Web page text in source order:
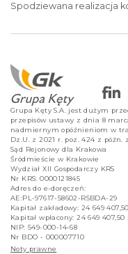
Spodziewana realizacja
Grupa Kęty S.A. jest dużym
przepisów ustawy z dnia 8
nadmiernym opóźnieniom w
Dz.U. z 2021 r. poz. 424 z późn.
Sąd Rejonowy dla Krakowa
Śródmieście w Krakowie
Wydział XII Gospodarczy KRS
Nr KRS: 0000121845
Adres do e-doręczeń:
AE:PL-97617-58602-RSBDA-29
Kapitał zakładowy: 24 649
Kapitał wpłacony: 24 649 407,50
NIP: 549-000-14-68
Nr BDO - 000007710
Noty prawne